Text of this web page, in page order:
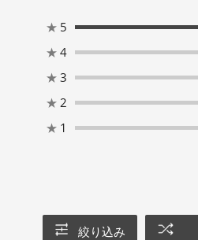
★ 5
★ 4
★ 3
★ 2
★ 1
絞り込み